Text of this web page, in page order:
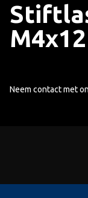
Neem contact met